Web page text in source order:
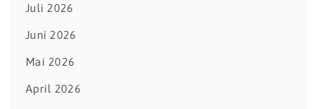
Juli 2026
Juni 2026
Mai 2026
April 2026